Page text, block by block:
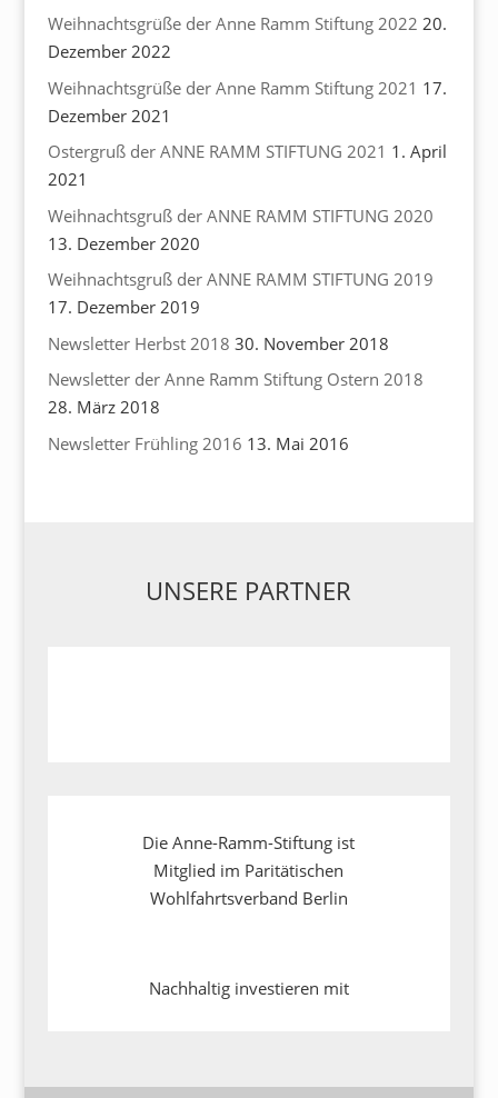
Weihnachtsgrüße der Anne Ramm Stiftung 2022 20.
Dezember 2022
Weihnachtsgrüße der Anne Ramm Stiftung 2021 17.
Dezember 2021
Ostergruß der ANNE RAMM STIFTUNG 2021 1. April
2021
Weihnachtsgruß der ANNE RAMM STIFTUNG 2020
13. Dezember 2020
Weihnachtsgruß der ANNE RAMM STIFTUNG 2019
17. Dezember 2019
Newsletter Herbst 2018 30. November 2018
Newsletter der Anne Ramm Stiftung Ostern 2018
28. März 2018
Newsletter Frühling 2016 13. Mai 2016
UNSERE PARTNER
Die Anne-Ramm-Stiftung ist
Mitglied im Paritätischen
Wohlfahrtsverband Berlin
Nachhaltig investieren mit